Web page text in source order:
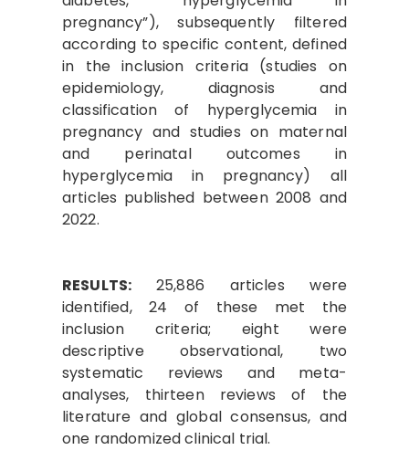
pregnancy”), subsequently filtered
according to specific content, defined
in the inclusion criteria (studies on
epidemiology, diagnosis and
classification of hyperglycemia in
pregnancy and studies on maternal
and perinatal outcomes in
hyperglycemia in pregnancy) all
articles published between 2008 and
2022.
RESULTS: 25,886 articles were
identified, 24 of these met the
inclusion criteria; eight were
descriptive observational, two
systematic reviews and meta-
analyses, thirteen reviews of the
literature and global consensus, and
one randomized clinical trial.